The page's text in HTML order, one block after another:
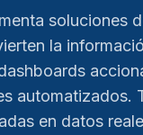
soluciones
la
automatizados.
en datos